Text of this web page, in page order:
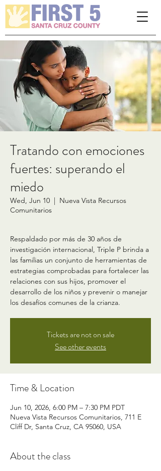
note:
This
website
includes
accessibility
system.
Tratando con emociones
fuertes: superando el
miedo
Wed, Jun 10
  |
Nueva Vista Recursos
Comunitarios
Respaldado por más de 30 años de
investigación internacional, Triple P brinda a
las familias un conjunto de herramientas de
estrategias comprobadas para fortalecer las
relaciones con sus hijos, promover el
desarrollo de los niños y prevenir o manejar
los desafíos comunes de la crianza.
Tickets are not on sale
See other events
Time & Location
Jun 10, 2026, 6:00 PM – 7:30 PM PDT
Nueva Vista Recursos Comunitarios, 711 E
Cliff Dr, Santa Cruz, CA 95060, USA
About the class